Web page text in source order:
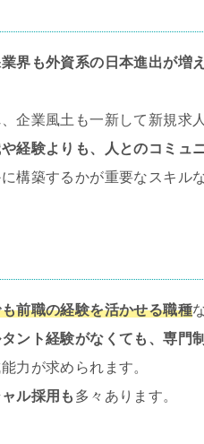
界も外資系の日本進出が増
企業風土も一新して新規求
経験よりも、人とのコミュ
構築するかが重要なスキルな
前職の経験を活かせる職種
ント経験がなくても、専門
力が求められます。
ル採用も 多々あります。